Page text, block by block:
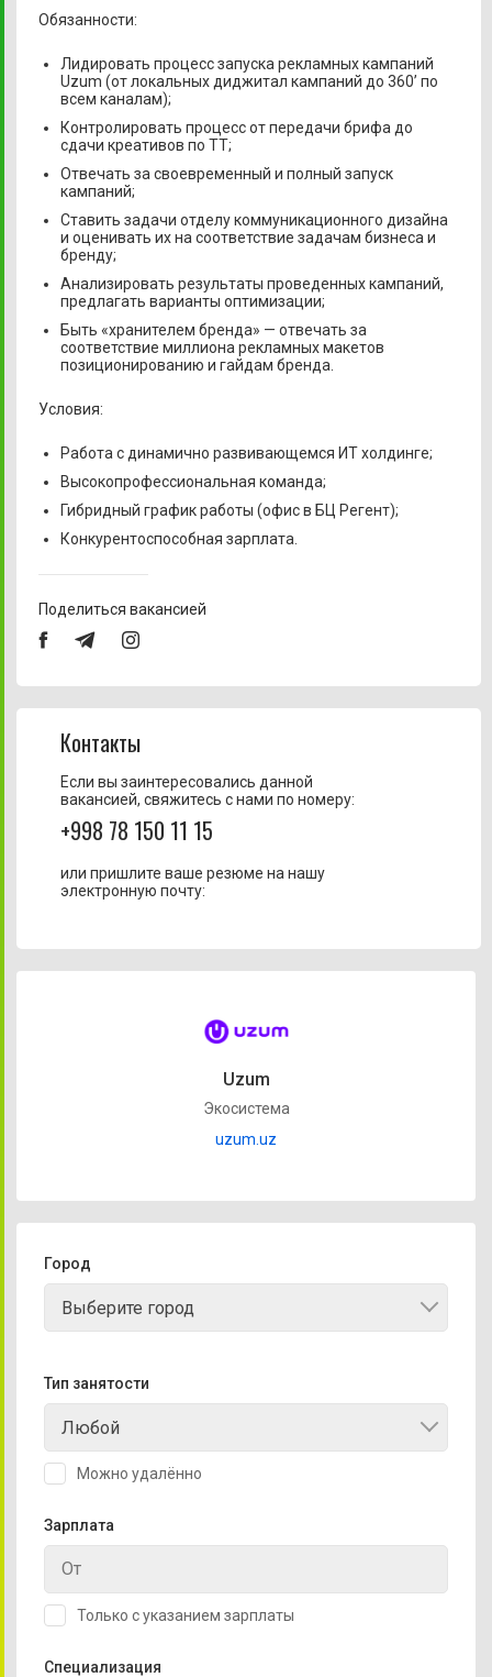
Обязанности:
Лидировать процесс запуска рекламных кампаний
Uzum (от локальных диджитал кампаний до 360’ по
всем каналам);
Контролировать процесс от передачи брифа до
сдачи креативов по ТТ;
Отвечать за своевременный и полный запуск
кампаний;
Ставить задачи отделу коммуникационного дизайна
и оценивать их на соответствие задачам бизнеса и
бренду;
Анализировать результаты проведенных кампаний,
предлагать варианты оптимизации;
Быть «хранителем бренда» — отвечать за
соответствие миллиона рекламных макетов
позиционированию и гайдам бренда.
Условия:
Работа с динамично развивающемся ИТ холдинге;
Высокопрофессиональная команда;
Гибридный график работы (офис в БЦ Регент);
Конкурентоспособная зарплата.
Поделиться вакансией
Контакты
Если вы заинтересовались данной
вакансией, свяжитесь с нами по номеру:
+998 78 150 11 15
или пришлите ваше резюме на нашу
электронную почту:
Uzum
Экосистема
uzum.uz
Город
Выберите город
Тип занятости
Любой
Можно удалённо
Зарплата
Только с указанием зарплаты
Специализация